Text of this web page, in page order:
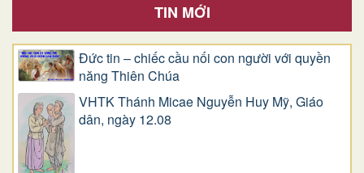
TIN MỚI
Đức tin – chiếc cầu nối con người với quyền
năng Thiên Chúa
VHTK Thánh Micae Nguyễn Huy Mỹ, Giáo
dân, ngày 12.08